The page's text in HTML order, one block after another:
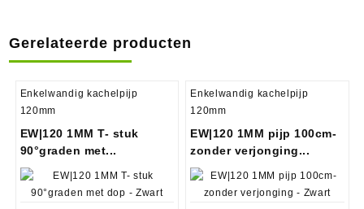
Gerelateerde producten
Enkelwandig kachelpijp
120mm
EW|120 1MM T- stuk
90°graden met...
Enkelwandig kachelpijp
120mm
EW|120 1MM pijp 100cm-
zonder verjonging...